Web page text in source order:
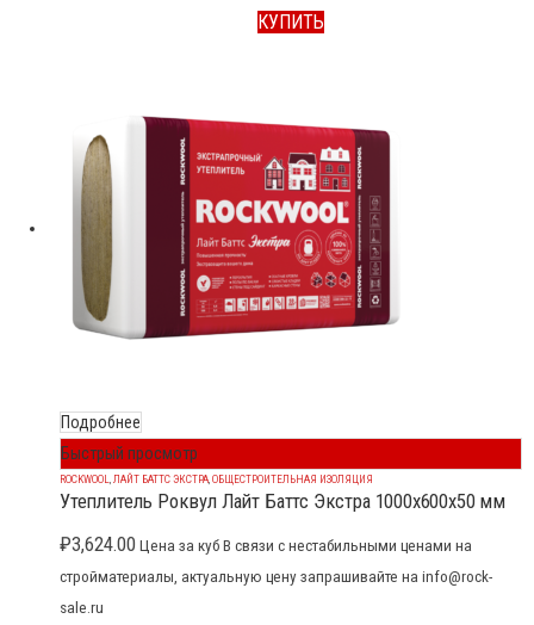
КУПИТЬ
Подробнее
Быстрый просмотр
ROCKWOOL,ЛАЙТ БАТТС ЭКСТРА,ОБЩЕСТРОИТЕЛЬНАЯ ИЗОЛЯЦИЯ
Утеплитель Роквул Лайт Баттс Экстра 1000x600x50 мм
₽3,624.00 Цена за куб В связи с нестабильными ценами на
стройматериалы, актуальную цену запрашивайте на info@rock-
sale.ru